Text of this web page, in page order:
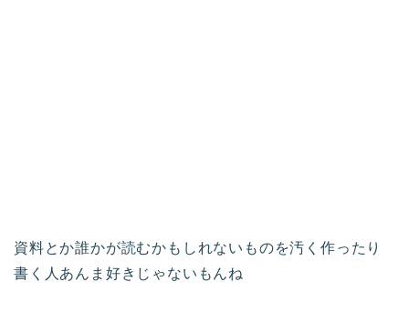
資料とか誰かが読むかもしれないものを汚く作ったり
書く人あんま好きじゃないもんね